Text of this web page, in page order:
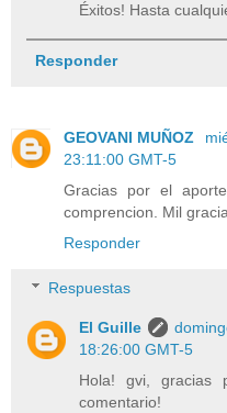
Éxitos! Hasta
Responder
GEOVANI MUÑOZ
23:11:00 GMT-5
Gracias por el
comprencion. Mil
Responder
Respuestas
El Guille
18:26:00 GMT-5
Hola! gvi,
comentario!